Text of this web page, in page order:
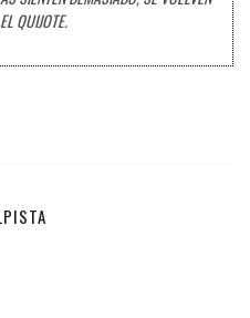
QUIJOTE.